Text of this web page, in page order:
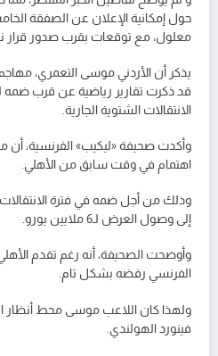
حول إمكانية الإعلان عن الصفقة
معلول، مع توقعات بقرب صدور قرار
يذكر أن الأردني موسى التعمري،
قد ذكرت تقارير رياضية عن قرب
الانتقالات الشتوية الجارية.
وأكدت صحيفة «ليكيب» الفرنسية،
اهتمام في وقت سابق من الأهلي.
وذلك من أجل ضمه في فترة الانتقالات
إلى وصول العرض لـ6 ملايين يورو.
وأوضحت الصحيفة، أنه رغم تقدم
الفرنسي رفضه بشكل تام.
ولهذا كان اللاعب موسى محط أنظار
فينورد الهولندي.